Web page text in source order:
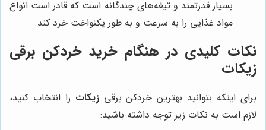
بسیار قدرتمند و تیغه‌های چندگانه است که قادر است انواع
مواد غذایی را به سرعت و به طور یکنواخت خرد کند.
نکات کلیدی در هنگام خرید خردکن برقی
زیکات
برای اینکه بتوانید بهترین خردکن برقیزیکات را انتخاب کنید،
لازم است به نکات زیر توجه داشته باشید: